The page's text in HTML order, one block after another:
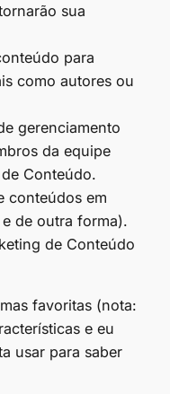
sua
para
como autores ou
gerenciamento
da equipe
Conteúdo.
conteúdos em
de outra forma).
de Conteúdo
favoritas (nota:
e eu
usar para saber